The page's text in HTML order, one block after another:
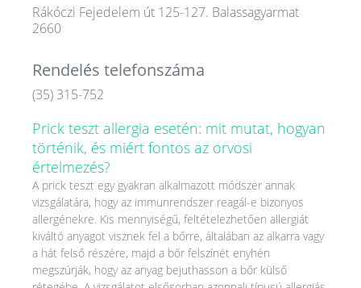
Rákóczi Fejedelem út 125-127. Balassagyarmat
2660
Rendelés telefonszáma
(35) 315-752
Prick teszt allergia esetén: mit mutat, hogyan
történik, és miért fontos az orvosi
értelmezés?
A prick teszt egy gyakran alkalmazott módszer annak
vizsgálatára, hogy az immunrendszer reagál-e bizonyos
allergénekre. Kis mennyiségű, feltételezhetően allergiát
kiváltó anyagot visznek fel a bőrre, általában az alkarra vagy
a hát felső részére, majd a bőr felszínét enyhén
megszúrják, hogy az anyag bejuthasson a bőr külső